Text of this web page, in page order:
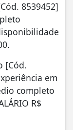
8539452]
[Cód.
em
completo
R$